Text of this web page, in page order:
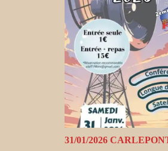
31/01/2026